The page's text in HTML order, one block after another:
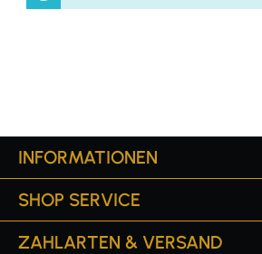
INFORMATIONEN
SHOP SERVICE
ZAHLARTEN & VERSAND